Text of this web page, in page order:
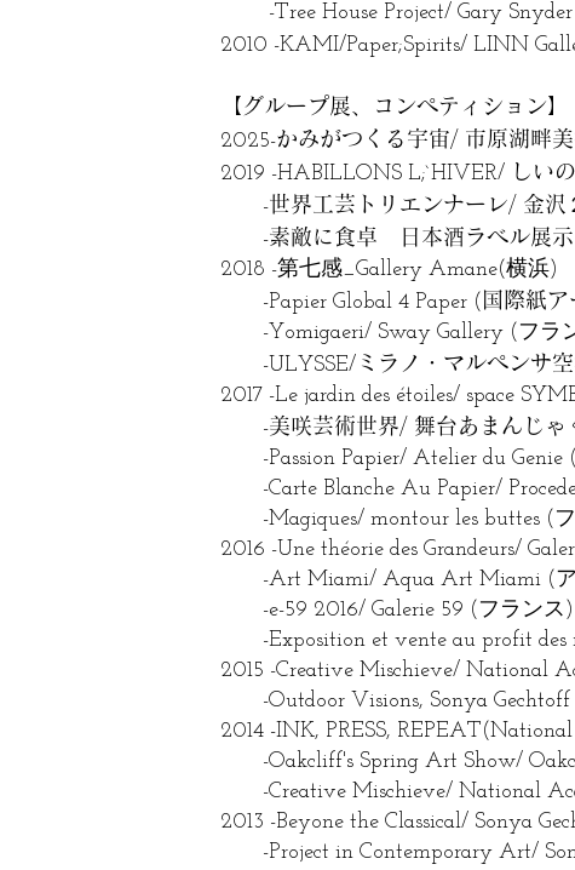
-Tree House Project/ Gary Snyder
2010 -KAMI/Paper;Spirits/ LINN
【グループ展、コンペティション】
2025-かみがつくる宇宙/ 市原湖畔美
2019 -HABILLONS L;`HIVER/ しい
-世界工芸トリエンナーレ/ 金
-素敵に食卓 日本酒ラベル展
2018 -第七感_Gallery Amane(横浜)
-Papier Global 4 Paper ( 国際紙
-Yomigaeri/ Sway Gallery (フラ
-ULYSSE/ ミラノ・マルペンサ
2017 -Le jardin des étoiles/ space
-美咲芸術世界/ 舞台あまんじゃ
-Passion Papier/ Atelier du Genie
-Carte Blanche Au Papier/
-Magiques/ montour les buttes (
2016 -Une théorie des Grandeurs/
-Art Miami/ Aqua Art Miami (ア
-e-59 2016/ Galerie 59 (フランス)
-Exposition et vente au profit des
2015 -Creative Mischieve/ National
-Outdoor Visions, Sonya Gechtoff
2014 -INK, PRESS,
-Oakcliff's Spring Art Show/
-Creative Mischieve/ National
2013 -Beyone the Classical/ Sonya
-Project in Contemporary Art/